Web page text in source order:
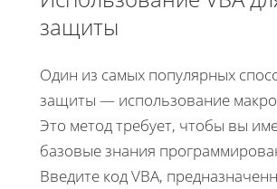
защиты
Один из самых популярных
защиты — использование
Это метод требует, чтобы вы
базовые знания
Введите код VBA,